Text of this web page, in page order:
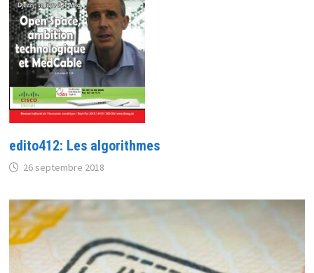
edito412: Les algorithmes
26 septembre 2018